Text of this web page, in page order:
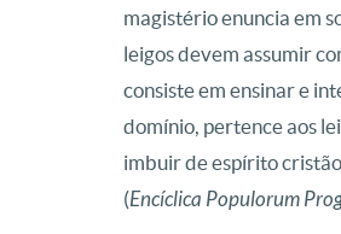
magistério enuncia em
leigos devem assumir
consiste em ensinar e
domínio, pertence aos
imbuir de espírito
(Encíclica Populorum